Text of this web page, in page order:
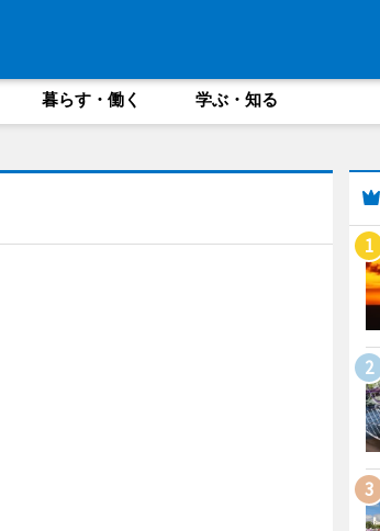
暮らす・働く 学ぶ・知る